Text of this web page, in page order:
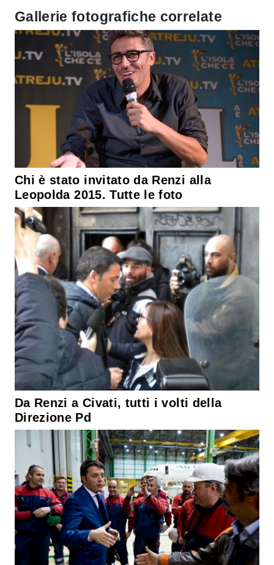
Gallerie fotografiche correlate
Chi è stato invitato da Renzi alla
Leopolda 2015. Tutte le foto
Da Renzi a Civati, tutti i volti della
Direzione Pd